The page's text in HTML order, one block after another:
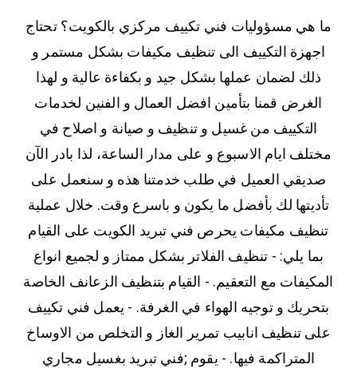
ما هي مسؤوليات فني تكييف مركزي بالكويت؟ تحتاج
اجهزة التكييف الى تنظيف مكيفات بشكل مستمر و
ذلك لضمان عملها بشكل جيد و بكفاءة عالية و لهذا
الغرض قمنا بتأمين افضل العمال و الفنين لخدمات
التكييف من غسيل و تنظيف و صيانة و اصلاح في
مختلف ايام الاسبوع و على مدار الساعة، لذا بادر الآن
صديقي العميل في طلب خدمتنا هذه و سنعمل على
تأديتها لك بأفضل ما يكون و باسرع وقت. خلال عملية
تنظيف مكيفات يحرص فني تبريد الكويت على القيام
بما يلي: - تنظيف الفلاتر بشكل ممتاز و لجميع انواع
المكيفات مع التعقيم. - القيام بتنظيف الزعانف الخاصة
بتحريك و توجيه الهواء في الغرفة. - يعمل فني تكييف
على تنظيف انابيب تمرير الغاز و التخلص من الاوساخ
المتراكمة فيها. - يقوم ;فني تبريد بغسيل مجاري